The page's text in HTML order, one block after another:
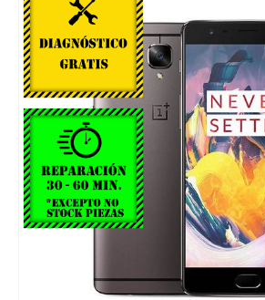
final
de
la
galería
de
imágenes